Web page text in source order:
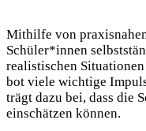
Mithilfe von
Schüler*innen
realistischen
bot viele wichtige
trägt dazu bei, dass die
einschätzen können.